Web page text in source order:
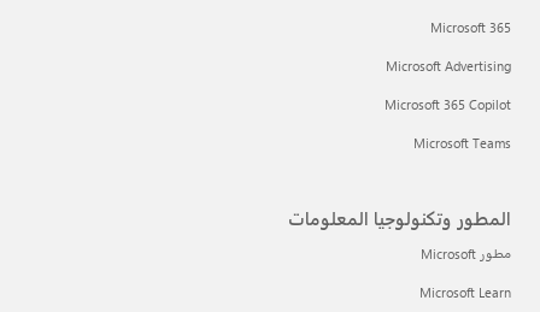
Microsoft 365
Microsoft Advertising
Microsoft 365 Copilot
Microsoft Teams
المطور وتكنولوجيا المعلومات
مطور Microsoft
Microsoft Learn